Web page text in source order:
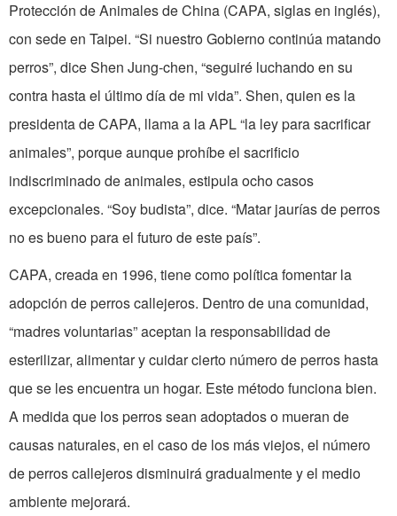
Protección de Animales de China (CAPA, siglas en inglés),
con sede en Taipei. “Si nuestro Gobierno continúa matando
perros”, dice Shen Jung-chen, “seguiré luchando en su
contra hasta el último día de mi vida”. Shen, quien es la
presidenta de CAPA, llama a la APL “la ley para sacrificar
animales”, porque aunque prohíbe el sacrificio
indiscriminado de animales, estipula ocho casos
excepcionales. “Soy budista”, dice. “Matar jaurías de perros
no es bueno para el futuro de este país”.
CAPA, creada en 1996, tiene como política fomentar la
adopción de perros callejeros. Dentro de una comunidad,
“madres voluntarias” aceptan la responsabilidad de
esterilizar, alimentar y cuidar cierto número de perros hasta
que se les encuentra un hogar. Este método funciona bien.
A medida que los perros sean adoptados o mueran de
causas naturales, en el caso de los más viejos, el número
de perros callejeros disminuirá gradualmente y el medio
ambiente mejorará.